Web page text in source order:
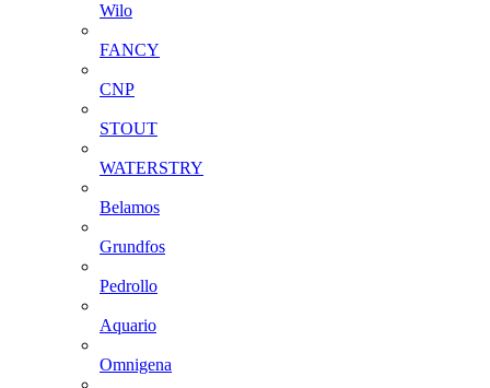
Wilo
FANCY
CNP
STOUT
WATERSTRY
Belamos
Grundfos
Pedrollo
Aquario
Omnigena